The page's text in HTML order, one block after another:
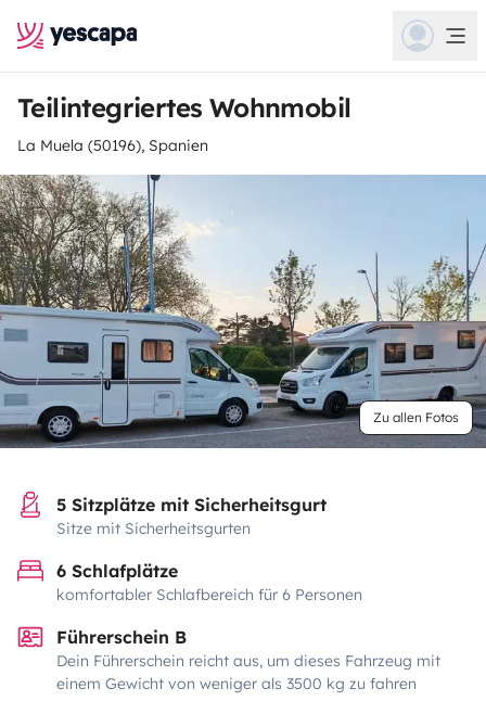
Teilintegriertes Wohnmobil
La Muela (50196), Spanien
Zu allen Fotos
5 Sitzplätze mit Sicherheitsgurt
Sitze mit Sicherheitsgurten
6 Schlafplätze
komfortabler Schlafbereich für 6 Personen
Führerschein B
Dein Führerschein reicht aus, um dieses Fahrzeug mit
einem Gewicht von weniger als 3500 kg zu fahren